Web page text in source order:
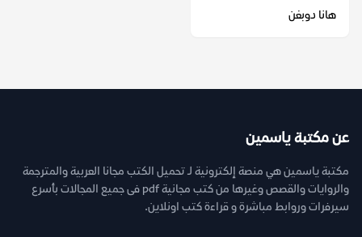
هانا دوبغن
عن مكتبة ياسمين
مكتبة ياسمين هي منصة إلكترونية لـ تحميل الكتب مجانا العربية والمترجمة
والروايات والقصص وغيرها من كتب مجانية pdf فى جميع المجالات بأسرع
سيرفرات وروابط مباشرة و قراءة كتب اونلاين.